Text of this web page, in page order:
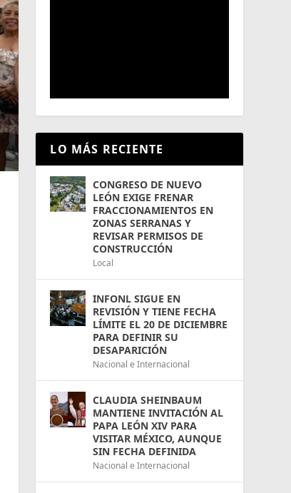
LO MÁS RECIENTE
CONGRESO DE NUEVO
LEÓN EXIGE FRENAR
FRACCIONAMIENTOS EN
ZONAS SERRANAS Y
REVISAR PERMISOS DE
CONSTRUCCIÓN
Local
INFONL SIGUE EN
REVISIÓN Y TIENE FECHA
LÍMITE EL 20 DE DICIEMBRE
PARA DEFINIR SU
DESAPARICIÓN
Nacional e Internacional
CLAUDIA SHEINBAUM
MANTIENE INVITACIÓN AL
PAPA LEÓN XIV PARA
VISITAR MÉXICO, AUNQUE
SIN FECHA DEFINIDA
Nacional e Internacional